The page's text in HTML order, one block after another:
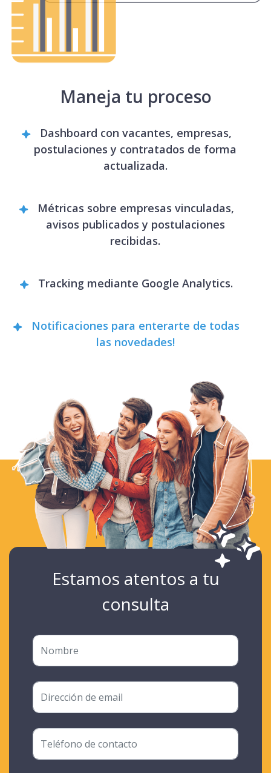
Maneja tu proceso
Dashboard con vacantes, empresas,
postulaciones y contratados de forma
actualizada.
Métricas sobre empresas vinculadas,
avisos publicados y postulaciones
recibidas.
Tracking mediante Google Analytics.
Notificaciones para enterarte de todas
las novedades!
Estamos atentos a tu
consulta